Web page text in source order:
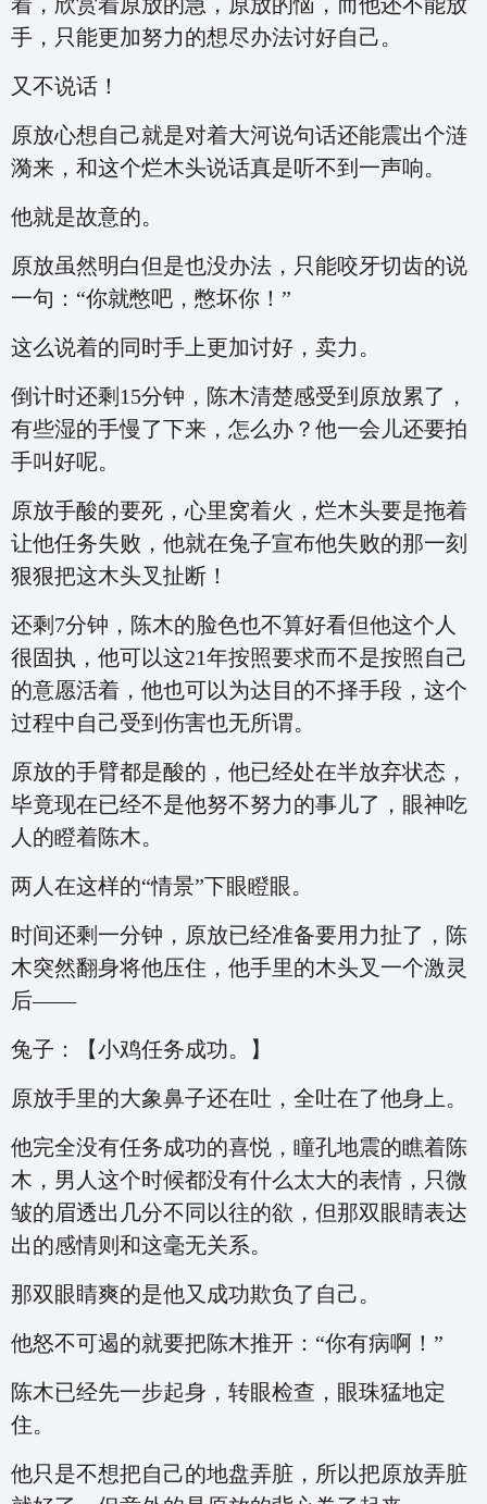
手，只能更加努力的想尽办法讨好自己。
又不说话！
原放心想自己就是对着大河说句话还能震出个涟
漪来，和这个烂木头说话真是听不到一声响。
他就是故意的。
原放虽然明白但是也没办法，只能咬牙切齿的说
一句：“你就憋吧，憋坏你！”
这么说着的同时手上更加讨好，卖力。
倒计时还剩15分钟，陈木清楚感受到原放累了，
有些湿的手慢了下来，怎么办？他一会儿还要拍
手叫好呢。
原放手酸的要死，心里窝着火，烂木头要是拖着
让他任务失败，他就在兔子宣布他失败的那一刻
狠狠把这木头叉扯断！
还剩7分钟，陈木的脸色也不算好看但他这个人
很固执，他可以这21年按照要求而不是按照自己
的意愿活着，他也可以为达目的不择手段，这个
过程中自己受到伤害也无所谓。
原放的手臂都是酸的，他已经处在半放弃状态，
毕竟现在已经不是他努不努力的事儿了，眼神吃
人的瞪着陈木。
两人在这样的“情景”下眼瞪眼。
时间还剩一分钟，原放已经准备要用力扯了，陈
木突然翻身将他压住，他手里的木头叉一个激灵
后——
兔子：【小鸡任务成功。】
原放手里的大象鼻子还在吐，全吐在了他身上。
他完全没有任务成功的喜悦，瞳孔地震的瞧着陈
木，男人这个时候都没有什么太大的表情，只微
皱的眉透出几分不同以往的欲，但那双眼睛表达
出的感情则和这毫无关系。
那双眼睛爽的是他又成功欺负了自己。
他怒不可遏的就要把陈木推开：“你有病啊！”
陈木已经先一步起身，转眼检查，眼珠猛地定
住。
他只是不想把自己的地盘弄脏，所以把原放弄脏